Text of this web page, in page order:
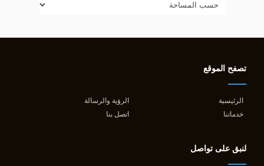
تصفح الموقع
الرئيسية
الرؤية والرسالة
خدماتنا
اتصل بنا
لنبق على تواصل